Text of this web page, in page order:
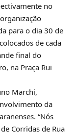
no
para o dia 30 de
de cada
final do
na Praça Rui
Marchi,
da
“Nós
Corridas de Rua